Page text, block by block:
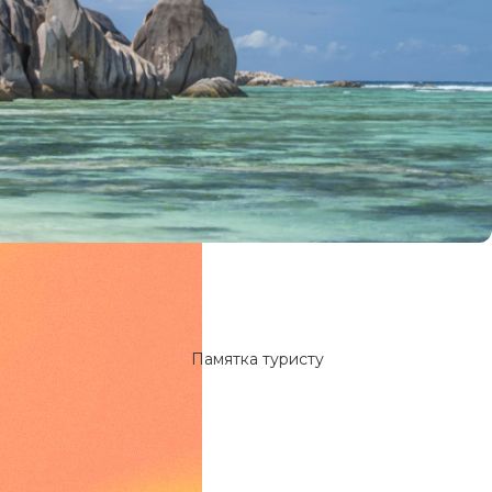
Памятка туристу